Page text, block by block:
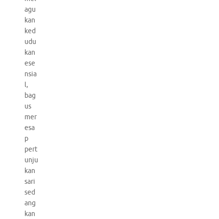
agu
kan
ked
udu
kan
ese
nsia
l,
bag
us
mer
esa
p
pert
unju
kan
sari
sed
ang
kan